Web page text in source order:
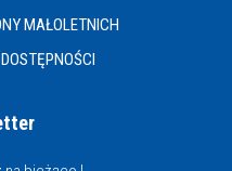
MAŁOLETNICH